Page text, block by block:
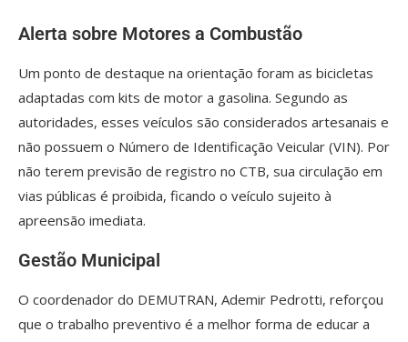
Alerta sobre Motores a Combustão
Um ponto de destaque na orientação foram as bicicletas
adaptadas com kits de motor a gasolina. Segundo as
autoridades, esses veículos são considerados artesanais e
não possuem o Número de Identificação Veicular (VIN). Por
não terem previsão de registro no CTB, sua circulação em
vias públicas é proibida, ficando o veículo sujeito à
apreensão imediata.
Gestão Municipal
O coordenador do DEMUTRAN, Ademir Pedrotti, reforçou
que o trabalho preventivo é a melhor forma de educar a